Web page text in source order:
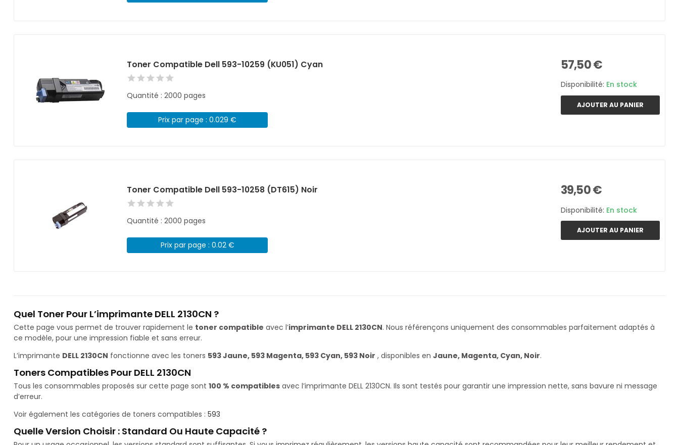
Toner Compatible Dell 593-10259 (KU051) Cyan
Quantité : 2000 pages
Prix par page : 0.029 €
57,50 €
Disponibilité: En stock
AJOUTER AU PANIER
Toner Compatible Dell 593-10258 (DT615) Noir
Quantité : 2000 pages
Prix par page : 0.02 €
39,50 €
Disponibilité: En stock
AJOUTER AU PANIER
Quel Toner Pour L’imprimante DELL 2130CN ?
Cette page vous permet de trouver rapidement le toner compatible avec l’imprimante DELL 2130CN. Nous référençons uniquement des consommables parfaitement adaptés à
ce modèle, pour une impression fiable et sans erreur.
L’imprimante DELL 2130CN fonctionne avec les toners 593 Jaune, 593 Magenta, 593 Cyan, 593 Noir , disponibles en Jaune, Magenta, Cyan, Noir.
Toners Compatibles Pour DELL 2130CN
Tous les consommables proposés sur cette page sont 100 % compatibles avec l’imprimante DELL 2130CN. Ils sont testés pour garantir une impression nette, sans bavure ni message
d’erreur.
Voir également les catégories de toners compatibles : 593
Quelle Version Choisir : Standard Ou Haute Capacité ?